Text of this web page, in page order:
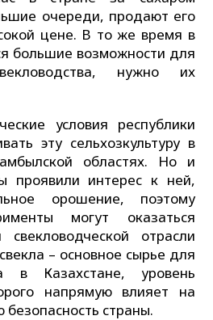
очереди, продают его
цене. В то же время в
большие возможности для
нужно их
условия республики
эту сельхозкультуру в
областях. Но и
проявили интерес к ней,
орошение, поэтому
могут оказаться
отрасли
– основное сырье для
в Казахстане, уровень
напрямую влияет на
страны.